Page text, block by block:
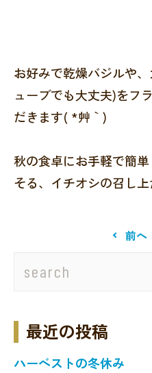
お好みで乾燥バジルや
ューブでも大丈夫)をフ
だきます( *´艸｀)
秋の食卓にお手軽で簡
そる、イチオシの召し上
前へ
最近の投稿
ハーベストの冬休み